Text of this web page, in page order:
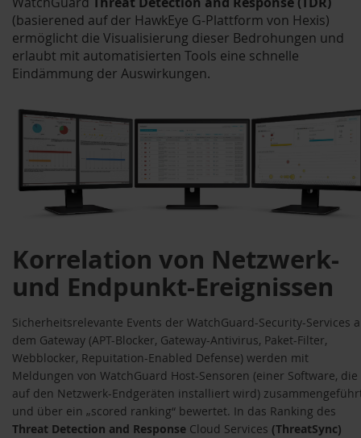
(basierened auf der HawkEye G-Plattform von Hexis)
ermöglicht die Visualisierung dieser Bedrohungen und
erlaubt mit automatisierten Tools eine schnelle
Eindämmung der Auswirkungen.
Korrelation von Netzwerk-
und Endpunkt-Ereignissen
Sicherheitsrelevante Events der WatchGuard-Security-Services
dem Gateway (APT-Blocker, Gateway-Antivirus, Paket-Filter,
Webblocker, Repuitation-Enabled Defense) werden mit
Meldungen von WatchGuard Host-Sensoren (einer Software, die
auf den Netzwerk-Endgeräten installiert wird)
und über ein „scored ranking“ bewertet. In das Ranking des
Threat Detection and Response Cloud Services (ThreatSync)